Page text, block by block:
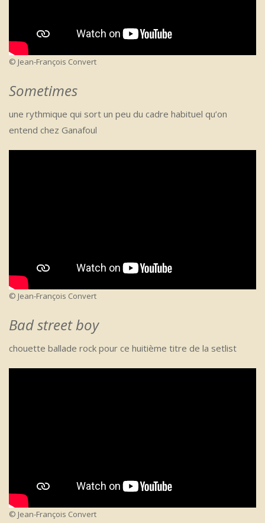
© Jean-François Convert
Sometimes
une rythmique qui sort un peu du cadre habituel qu’on
entend chez Ganafoul
© Jean-François Convert
Bad street boy
chouette ballade rock pour ce huitième titre de la setlist
© Jean-François Convert